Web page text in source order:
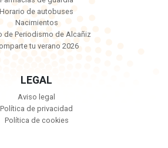
Horario de autobuses
Nacimientos
de Periodismo de Alcañiz
tu verano 2026
LEGAL
Aviso legal
Política de privacidad
Política de cookies